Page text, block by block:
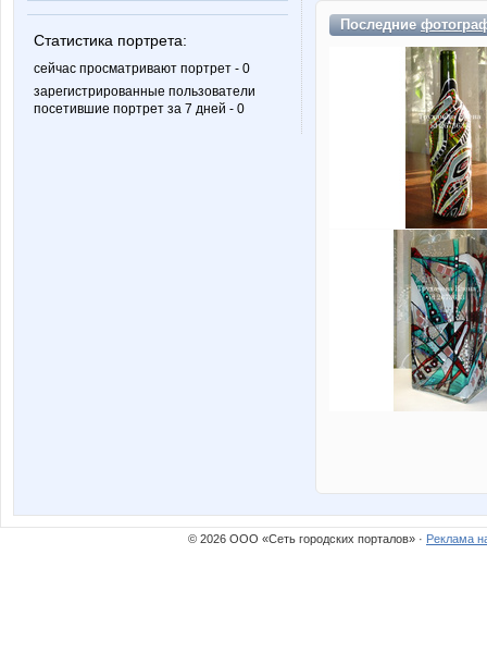
Статистика портрета:
сейчас просматривают портрет - 0
зарегистрированные пользователи
посетившие портрет за 7 дней - 0
Последние
© 2026 ООО «Сеть городских порталов» · Реклама